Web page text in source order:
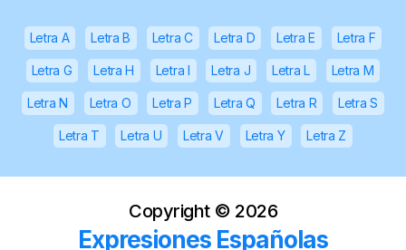
Letra A Letra B Letra C Letra D Letra E Letra F
Letra G Letra H Letra I Letra J Letra L Letra M
Letra N Letra O Letra P Letra Q Letra R Letra S
Letra T Letra U Letra V Letra Y Letra Z
Copyright © 2026
Expresiones Españolas